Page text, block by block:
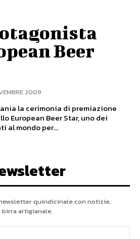
Beer
2009
la cerimonia di premiazione
European Beer Star, uno dei
al mondo per...
quindicinale con notizie,
artigianale.